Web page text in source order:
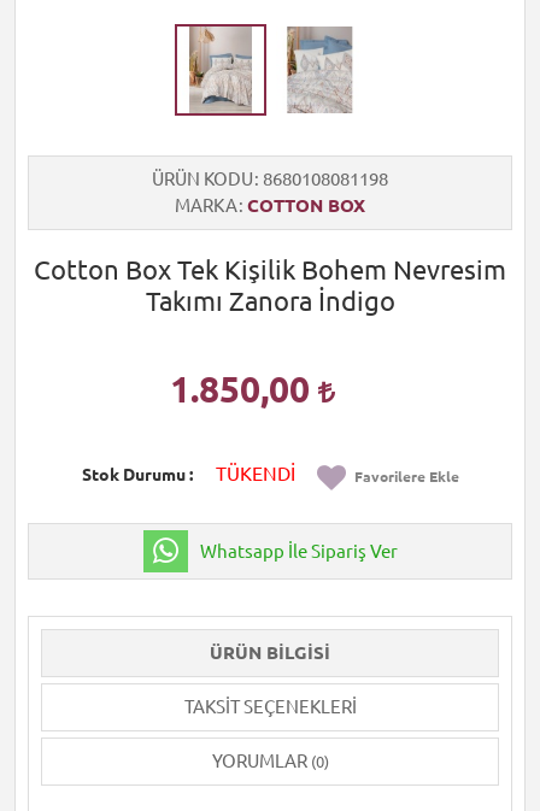
ÜRÜN KODU 8680108081198
MARKA COTTON BOX
Cotton Box Tek Kişilik Bohem Nevresim
Takımı Zanora İndigo
1.850,00
Stok Durumu TÜKENDİ Favorilere Ekle
Whatsapp İle Sipariş Ver
ÜRÜN BILGISI
TAKSIT SEÇENEKLERI
YORUMLAR (0)